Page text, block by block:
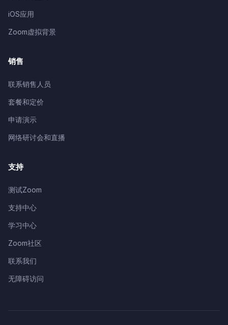
iOS应用
Zoom虚拟背景
销售
联系销售人员
套餐和定价
申请演示
网络研讨会和直播
支持
测试Zoom
支持中心
学习中心
Zoom社区
联系我们
无障碍访问